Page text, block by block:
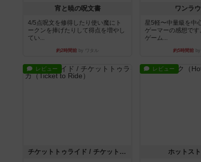
宵と暁の呪文書
4/5点呪文を修得したり使い魔にト
ークンを捧げたりして得点を増やし
てい...
約2時間前 by ワタル
ワンラ
星5軽〜中量級を中
ゲーマーの感想です
ゲーム...
約5時間前
レビュー
チケットトゥライド / チケットトゥライドアメリカ
レビュー
ホットス